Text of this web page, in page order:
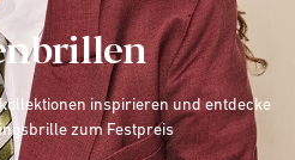
inspirieren und entdecke
zum Festpreis